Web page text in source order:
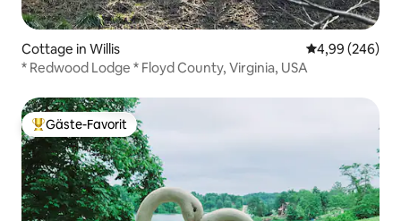
Cottage in Willis
4,99 (246)
* Redwood Lodge * Floyd County, Virginia, USA
Beliebter Gäste-Favorit.
Gäste-Favorit